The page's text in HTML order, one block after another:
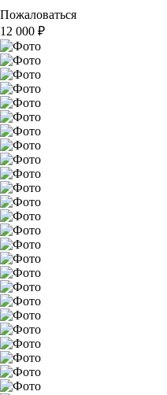
Пожаловаться
12 000 ₽